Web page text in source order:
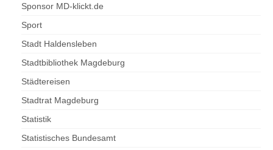
Sponsor MD-klickt.de
Sport
Stadt Haldensleben
Stadtbibliothek Magdeburg
Städtereisen
Stadtrat Magdeburg
Statistik
Statistisches Bundesamt